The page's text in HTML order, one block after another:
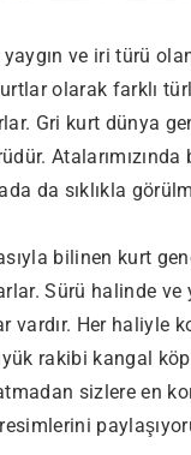
ve iri türü
olarak farklı
Gri kurt dünya
Atalarımızında
da sıklıkla
bilinen kurt
Sürü halinde ve
vardır. Her haliyle
rakibi kangal
sizlere en